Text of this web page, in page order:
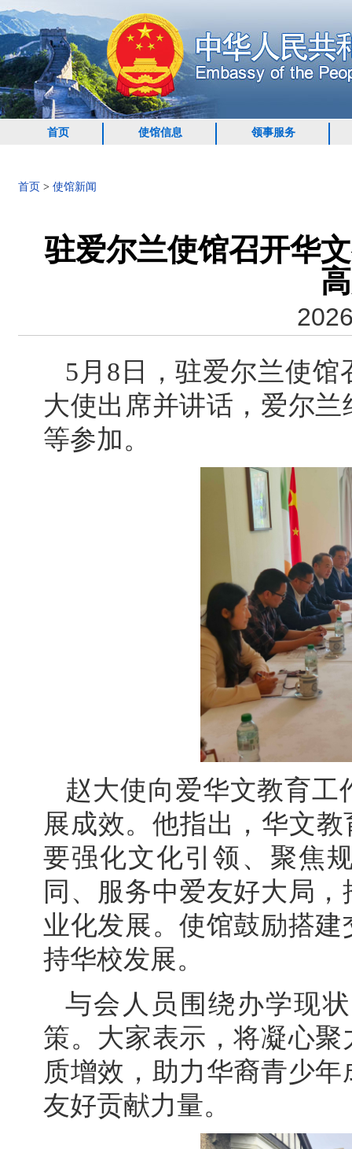
首页 使馆信息 领事服务
首页 > 使馆新闻
驻爱尔兰使馆召开华
5月8日，驻爱尔兰使
大使出席并讲话，爱尔
等参加。
赵大使向爱华文教育
展成效。他指出，华文
要强化文化引领、聚焦
同、服务中爱友好大局
业化发展。使馆鼓励搭
持华校发展。
与会人员围绕办学现
策。大家表示，将凝心
质增效，助力华裔青少
友好贡献力量。